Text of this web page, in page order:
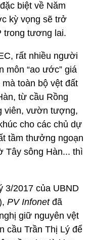
biệt về Năm
kỳ vọng sẽ trở
trong tương lai.
rất nhiều người
môn “ao ước” giá
toàn bộ vệt đất
từ cầu Rồng
viên, vườn tượng,
cho các chủ dự
tầm thưởng ngoạn
Tây sông Hàn... thì
3/2017 của UBND
PV Infonetđã
giữ nguyên vệt
cầu Trần Thị Lý để